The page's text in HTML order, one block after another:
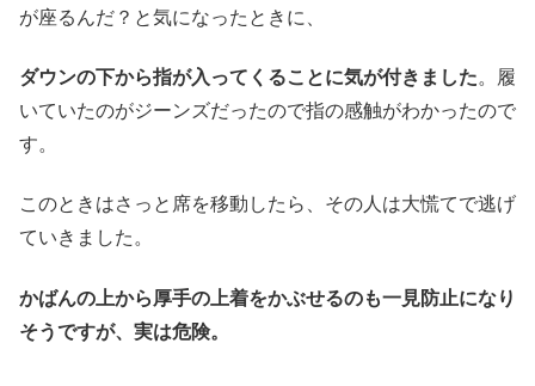
が座るんだ？と気になったときに、
ダウンの下から指が入ってくることに気が付きました。履
いていたのがジーンズだったので指の感触がわかったので
す。
このときはさっと席を移動したら、その人は大慌てで逃げ
ていきました。
かばんの上から厚手の上着をかぶせるのも一見防止になり
そうですが、実は危険。